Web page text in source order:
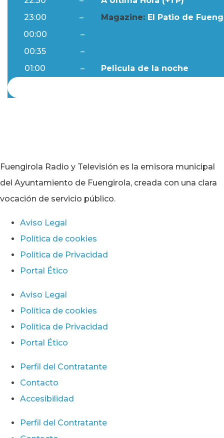
23:00
– Magazine: El Patio de
00:00
–
00:35
–
01:00
– Pelicula de la noche
Fuengirola Radio y Televisión es la emisora municipal
del Ayuntamiento de Fuengirola, creada con una clara
vocación de servicio público.
Aviso Legal
Política de cookies
Política de Privacidad
Portal Ético
Aviso Legal
Política de cookies
Política de Privacidad
Portal Ético
Perfil del Contratante
Contacto
Accesibilidad
Perfil del Contratante